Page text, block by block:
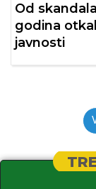
Od
godina
javnosti